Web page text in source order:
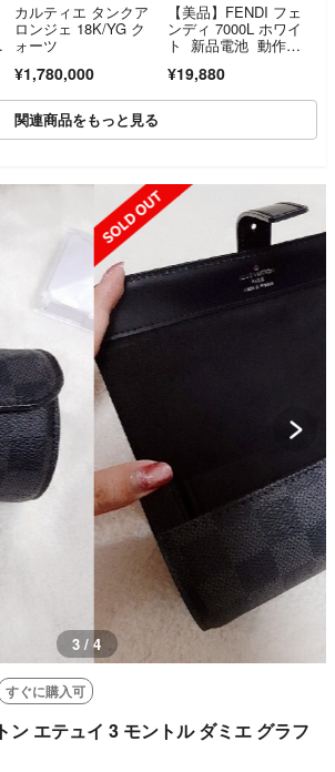
カルティエ タンクア
ロンジェ 18K/YG ク
ォーツ
¥1,780,000
【美品】FENDI フェ
ンディ 7000L ホワイ
ト 新品電池 動作正
¥19,880
関連商品をもっと見る
3 / 4
すぐに購入可
エテュイ 3 モントル ダミエ グラフ